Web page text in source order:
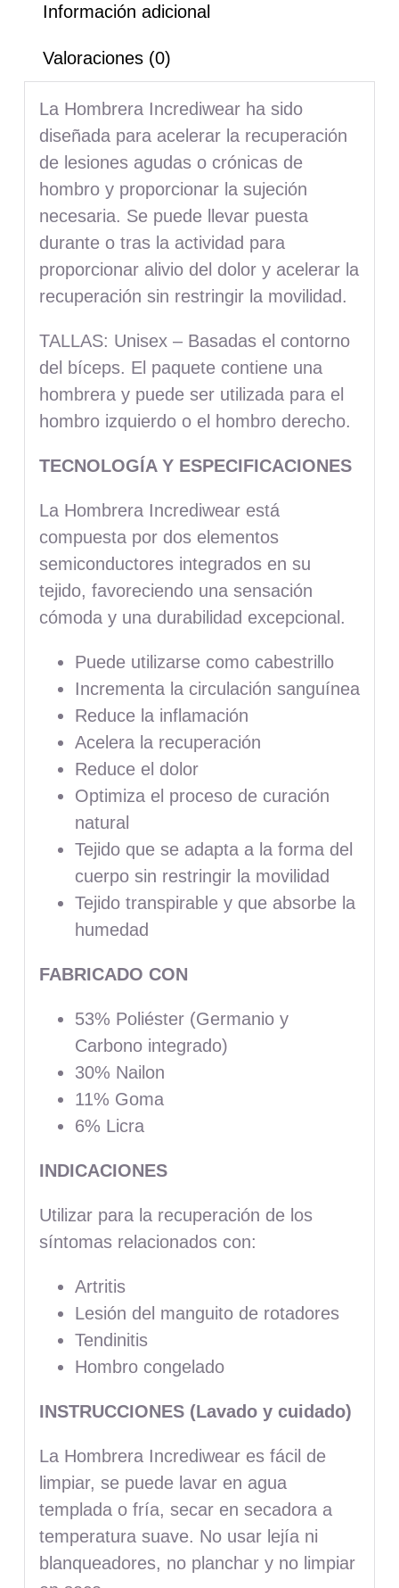
Información adicional
Valoraciones (0)
La Hombrera Incrediwear ha sido
diseñada para acelerar la recuperación
de lesiones agudas o crónicas de
hombro y proporcionar la sujeción
necesaria. Se puede llevar puesta
durante o tras la actividad para
proporcionar alivio del dolor y acelerar la
recuperación sin restringir la movilidad.
TALLAS: Unisex – Basadas el contorno
del bíceps. El paquete contiene una
hombrera y puede ser utilizada para el
hombro izquierdo o el hombro derecho.
TECNOLOGÍA Y ESPECIFICACIONES
La Hombrera Incrediwear está
compuesta por dos elementos
semiconductores integrados en su
tejido, favoreciendo una sensación
cómoda y una durabilidad excepcional.
Puede utilizarse como cabestrillo
Incrementa la circulación sanguínea
Reduce la inflamación
Acelera la recuperación
Reduce el dolor
Optimiza el proceso de curación
natural
Tejido que se adapta a la forma del
cuerpo sin restringir la movilidad
Tejido transpirable y que absorbe la
humedad
FABRICADO CON
53% Poliéster (Germanio y
Carbono integrado)
30% Nailon
11% Goma
6% Licra
INDICACIONES
Utilizar para la recuperación de los
síntomas relacionados con:
Artritis
Lesión del manguito de rotadores
Tendinitis
Hombro congelado
INSTRUCCIONES (Lavado y cuidado)
La Hombrera Incrediwear es fácil de
limpiar, se puede lavar en agua
templada o fría, secar en secadora a
temperatura suave. No usar lejía ni
blanqueadores, no planchar y no limpiar